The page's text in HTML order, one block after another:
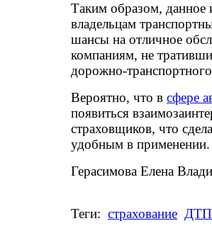
Таким образом, данное
владельцам
шансы на отличное
компаниям, не
дорожно-
Вероятно, что в сфере
появиться
страховщиков, что
удобным в применении.
Герасимова Елена
Теги: страхование ДТП